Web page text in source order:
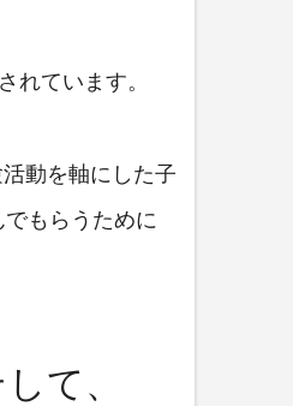
れています。
動を軸にした子
もらうために
て、